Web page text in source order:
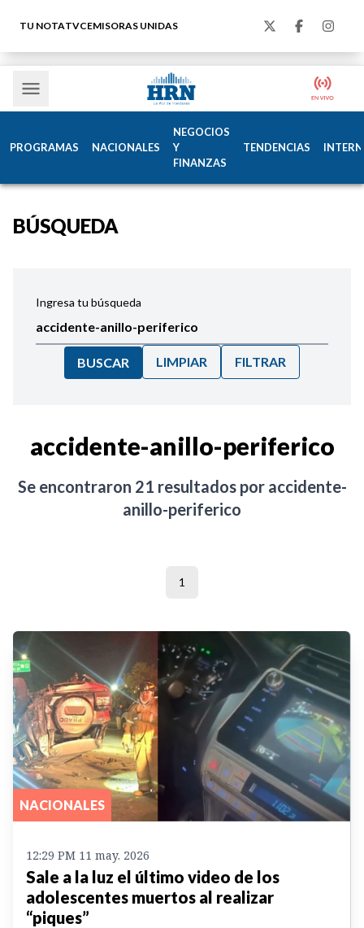
TU NOTATVCEMISORAS UNIDAS
PROGRAMAS NACIONALES
NEGOCIOS
Y
FINANZAS
TENDENCIAS
BÚSQUEDA
Ingresa tu búsqueda
BUSCAR LIMPIAR FILTRAR
accidente-anillo-periferico
Se encontraron 21 resultados por accidente-
anillo-periferico
1
NACIONALES
12:29 PM 11 may. 2026
Sale a la luz el último video de los
adolescentes muertos al realizar
“piques”